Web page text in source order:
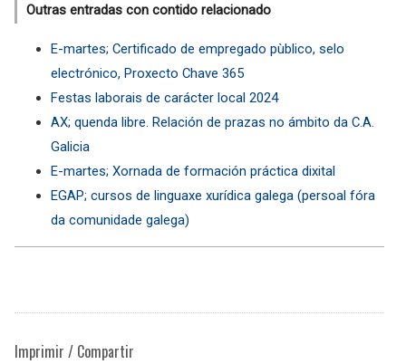
Outras entradas con contido relacionado
E-martes; Certificado de empregado pùblico, selo
electrónico, Proxecto Chave 365
Festas laborais de carácter local 2024
AX; quenda libre. Relación de prazas no ámbito da C.A.
Galicia
E-martes; Xornada de formación práctica dixital
EGAP; cursos de linguaxe xurídica galega (persoal fóra
da comunidade galega)
Imprimir / Compartir